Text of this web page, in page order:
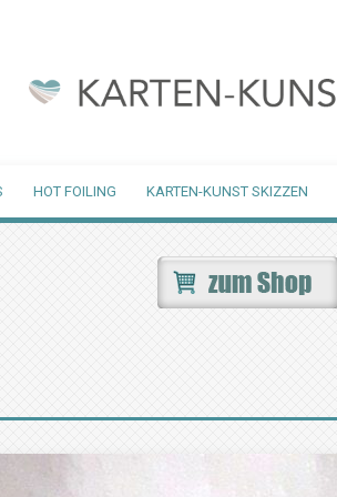
HOT FOILING KARTEN-KUNST SKIZZEN